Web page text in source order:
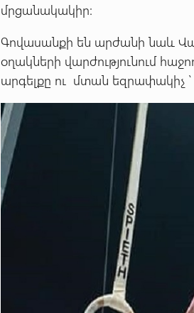
մրցանակակիր:
Գովասանքի են արժանի նաև
օղակների վարժությունում
արգելքը ու մտան եզրափակիչ ՝